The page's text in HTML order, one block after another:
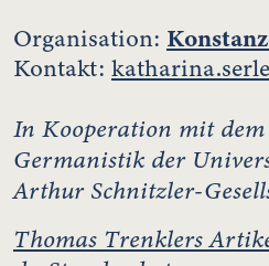
Organisation:
Kontakt:
In Kooperation mit
Germanistik der
Arthur Schnitzler-
Thomas Trenklers